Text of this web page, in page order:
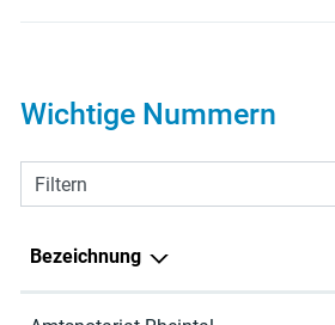
Wichtige Nummern
Filtern
Bezeichnung